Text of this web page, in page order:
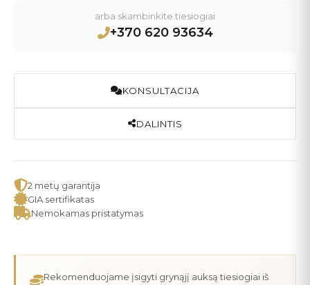
arba skambinkite tiesiogiai
+370 620 93634
KONSULTACIJA
DALINTIS
2 metų garantija
GIA sertifikatas
Nemokamas pristatymas
Rekomenduojame įsigyti grynąjį auksą tiesiogiai iš